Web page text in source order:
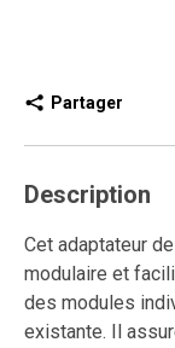
Partager
Description
Cet adaptateur
modulaire et
des modules
existante. Il